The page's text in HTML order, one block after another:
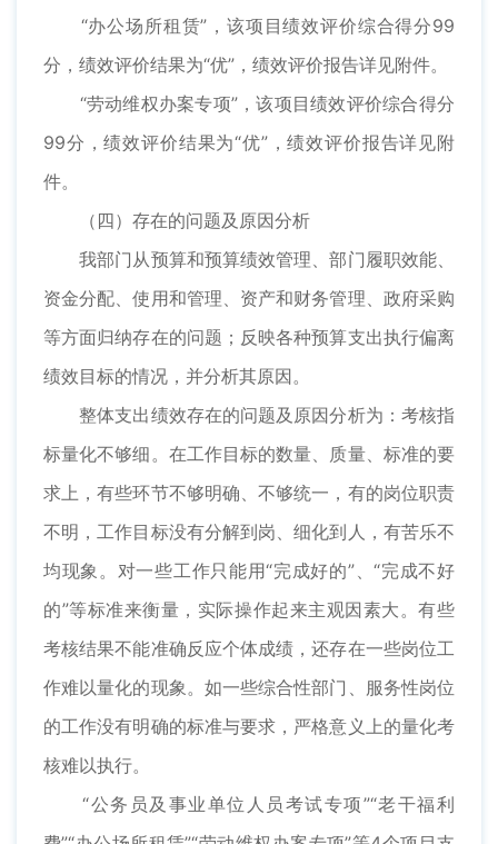
“办公场所租赁”，该项目绩效评价综合得分99
分，绩效评价结果为“优”，绩效评价报告详见附件。
“劳动维权办案专项”，该项目绩效评价综合得分
99分，绩效评价结果为“优”，绩效评价报告详见附
件。
（四）存在的问题及原因分析
我部门从预算和预算绩效管理、部门履职效能、
资金分配、使用和管理、资产和财务管理、政府采购
等方面归纳存在的问题；反映各种预算支出执行偏离
绩效目标的情况，并分析其原因。
整体支出绩效存在的问题及原因分析为：考核指
标量化不够细。在工作目标的数量、质量、标准的要
求上，有些环节不够明确、不够统一，有的岗位职责
不明，工作目标没有分解到岗、细化到人，有苦乐不
均现象。对一些工作只能用“完成好的”、“完成不好
的”等标准来衡量，实际操作起来主观因素大。有些
考核结果不能准确反应个体成绩，还存在一些岗位工
作难以量化的现象。如一些综合性部门、服务性岗位
的工作没有明确的标准与要求，严格意义上的量化考
核难以执行。
“公务员及事业单位人员考试专项”“老干福利